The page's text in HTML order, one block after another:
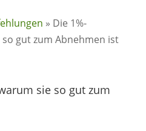
» Die 1%-
gut zum Abnehmen ist
sie so gut zum